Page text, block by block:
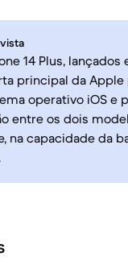
14 Plus,
principal da
operativo iOS e
entre os dois
na capacidade da